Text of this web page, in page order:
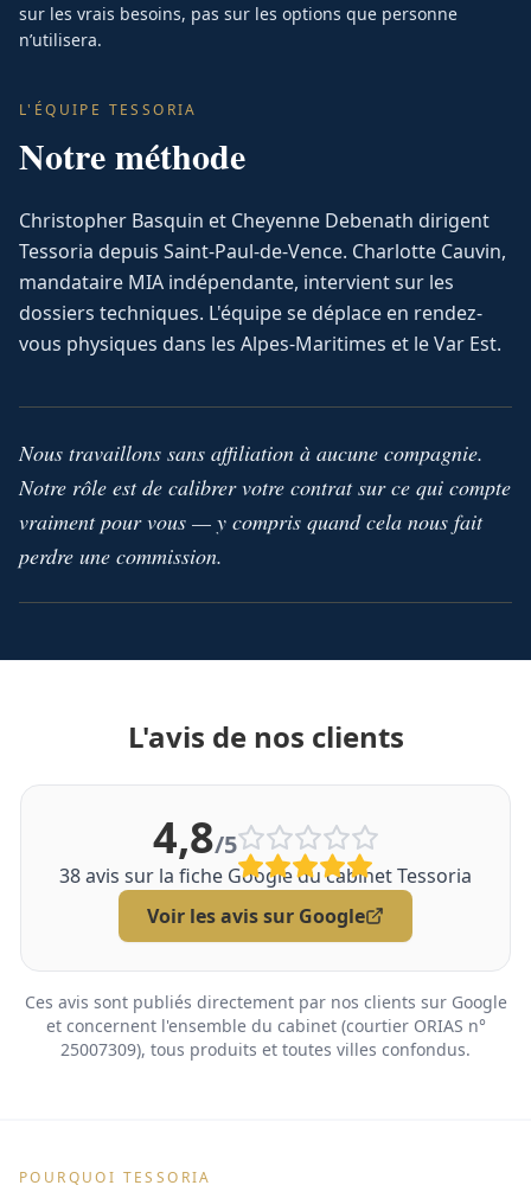
sur les vrais besoins, pas sur les options que personne
n’utilisera.
L'ÉQUIPE TESSORIA
Notre méthode
Christopher Basquin et Cheyenne Debenath dirigent
Tessoria depuis Saint-Paul-de-Vence. Charlotte Cauvin,
mandataire MIA indépendante, intervient sur les
dossiers techniques. L'équipe se déplace en rendez-
vous physiques dans les Alpes-Maritimes et le Var Est.
Nous travaillons sans affiliation à aucune compagnie.
Notre rôle est de calibrer votre contrat sur ce qui compte
vraiment pour vous — y compris quand cela nous fait
perdre une commission.
L'avis de nos clients
4,8/5
38avis sur la fiche Google du cabinet Tessoria
Voir les avis sur Google
Ces avis sont publiés directement par nos clients sur Google
et concernent l'ensemble du cabinet (courtier ORIAS n°
25007309), tous produits et toutes villes confondus.
POURQUOI TESSORIA